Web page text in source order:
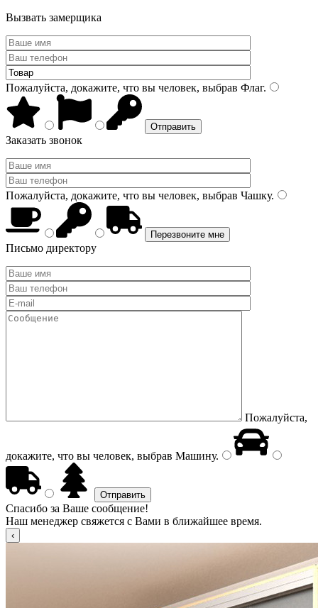
Вызвать замерщика
Пожалуйста, докажите, что вы человек, выбрав Флаг.
Заказать звонок
Пожалуйста, докажите, что вы человек, выбрав Чашку.
Письмо директору
Пожалуйста,
докажите, что вы человек, выбрав Машину.
Спасибо за Ваше сообщение!
Наш менеджер свяжется с Вами в ближайшее время.